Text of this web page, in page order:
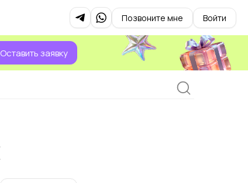
Позвоните мне Войти
Оставить заявку